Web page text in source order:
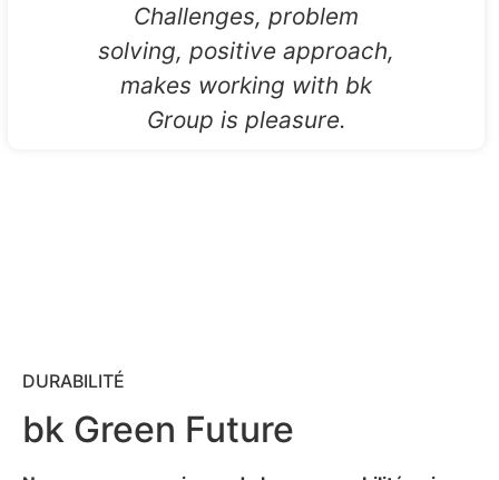
Challenges, problem
solving, positive approach,
makes working with bk
Group is pleasure.
DURABILITÉ
bk Green Future